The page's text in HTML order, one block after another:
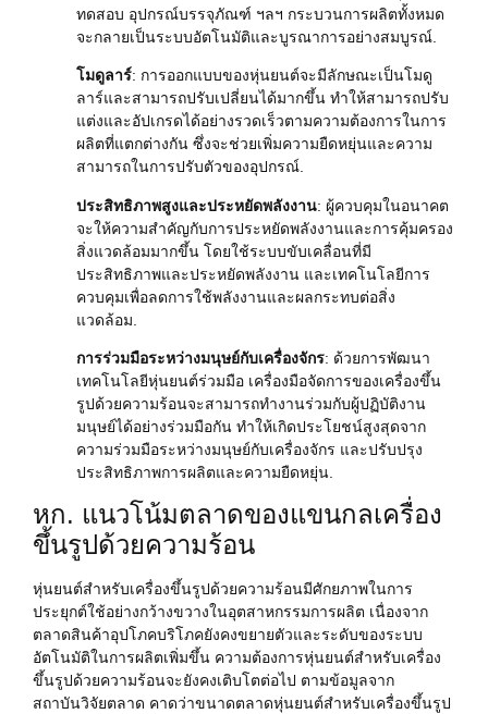
ทดสอบ อุปกรณ์บรรจุภัณฑ์ ฯลฯ กระบวนการผลิตทั้งหมด
จะกลายเป็นระบบอัตโนมัติและบูรณาการอย่างสมบูรณ์.
โมดูลาร์: การออกแบบของหุ่นยนต์จะมีลักษณะเป็นโมดู
ลาร์และสามารถปรับเปลี่ยนได้มากขึ้น ทำให้สามารถปรับ
แต่งและอัปเกรดได้อย่างรวดเร็วตามความต้องการในการ
ผลิตที่แตกต่างกัน ซึ่งจะช่วยเพิ่มความยืดหยุ่นและความ
สามารถในการปรับตัวของอุปกรณ์.
ประสิทธิภาพสูงและประหยัดพลังงาน: ผู้ควบคุมในอนาคต
จะให้ความสำคัญกับการประหยัดพลังงานและการคุ้มครอง
สิ่งแวดล้อมมากขึ้น โดยใช้ระบบขับเคลื่อนที่มี
ประสิทธิภาพและประหยัดพลังงาน และเทคโนโลยีการ
ควบคุมเพื่อลดการใช้พลังงานและผลกระทบต่อสิ่ง
แวดล้อม.
การร่วมมือระหว่างมนุษย์กับเครื่องจักร: ด้วยการพัฒนา
เทคโนโลยีหุ่นยนต์ร่วมมือ เครื่องมือจัดการของเครื่องขึ้น
รูปด้วยความร้อนจะสามารถทำงานร่วมกับผู้ปฏิบัติงาน
มนุษย์ได้อย่างร่วมมือกัน ทำให้เกิดประโยชน์สูงสุดจาก
ความร่วมมือระหว่างมนุษย์กับเครื่องจักร และปรับปรุง
ประสิทธิภาพการผลิตและความยืดหยุ่น.
หก. แนวโน้มตลาดของแขนกลเครื่อง
ขึ้นรูปด้วยความร้อน
หุ่นยนต์สำหรับเครื่องขึ้นรูปด้วยความร้อนมีศักยภาพในการ
ประยุกต์ใช้อย่างกว้างขวางในอุตสาหกรรมการผลิต เนื่องจาก
ตลาดสินค้าอุปโภคบริโภคยังคงขยายตัวและระดับของระบบ
อัตโนมัติในการผลิตเพิ่มขึ้น ความต้องการหุ่นยนต์สำหรับเครื่อง
ขึ้นรูปด้วยความร้อนจะยังคงเติบโตต่อไป ตามข้อมูลจาก
สถาบันวิจัยตลาด คาดว่าขนาดตลาดหุ่นยนต์สำหรับเครื่องขึ้นรูป